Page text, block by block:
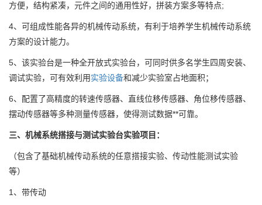
方便，结构紧凑，元件之间的通用性好，拼装方案多等特点;
4、可组成性能各异的机械传动系统，有利于培养学生机械传动系统
方案的设计能力。
5、该实验台是一种全开放式实验台，可同时供多名学生四周安装、
调试实验，可有效利用实验设备和减少实验室占地面积；
6、配置了高精度的转速传感器、直线位移传感器、角位移传感器、
摆动传感器等多种测量传感器，使得测试数据**可靠。
三、机械系统搭接与测试实验台实验项目：
（包含了基础机械传动系统的任意搭接实验、传动性能测试实验
等）
1、带传动